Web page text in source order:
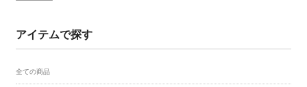
アイテムで探す
全ての商品